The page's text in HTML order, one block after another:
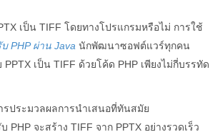
เป็น TIFF โดยทางโปรแกรมหรือไม่ การใช้
PHP ผ่าน Java นักพัฒนาซอฟต์แวร์ทุกคน
เป็น TIFF ด้วยโค้ด PHP เพียงไม่กี่บรรทัด
รประมวลผลการนำเสนอที่ทันสมัย
PHP จะสร้าง TIFF จาก PPTX อย่างรวดเร็ว